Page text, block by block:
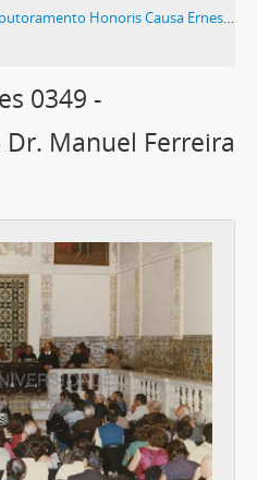
Honoris Causa Ernesto Veiga de Oliveira
0349 -
Manuel Ferreira